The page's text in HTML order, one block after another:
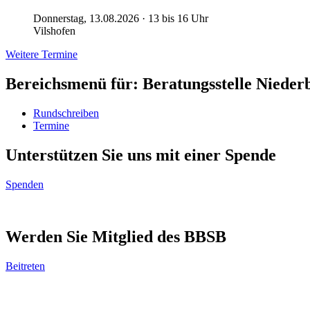
Donnerstag, 13.08.2026 · 13 bis 16 Uhr
Vilshofen
Weitere Termine
Bereichsmenü für: Beratungsstelle
Rundschreiben
Termine
Unterstützen Sie uns mit einer Spende
Spenden
Werden Sie Mitglied des BBSB
Beitreten